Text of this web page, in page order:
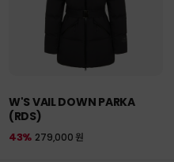
W'S VAIL DOWN PARKA
(RDS)
279,000 원
43%